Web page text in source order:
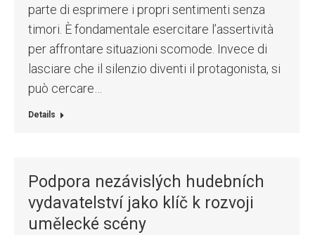
parte di esprimere i propri sentimenti senza
timori. È fondamentale esercitare l’assertività
per affrontare situazioni scomode. Invece di
lasciare che il silenzio diventi il protagonista, si
può cercare…
Details
Podpora nezávislých hudebních
vydavatelství jako klíč k rozvoji
umělecké scény